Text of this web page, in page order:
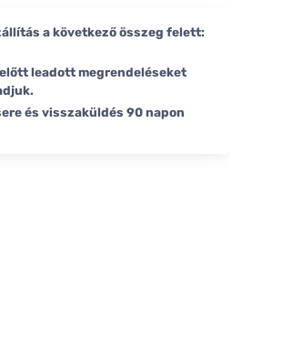
a következő összeg felett:
leadott megrendeléseket
és visszaküldés 90 napon